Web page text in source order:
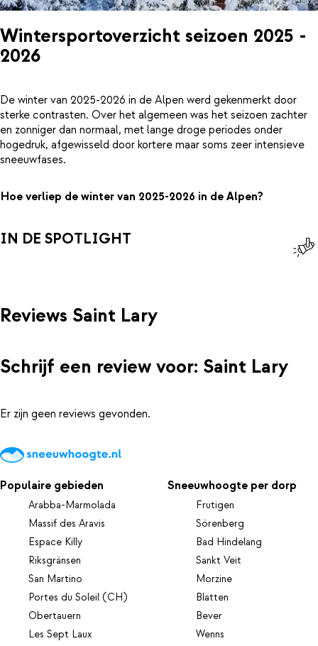
Wintersportoverzicht seizoen 2025 -
2026
De winter van 2025-2026 in de Alpen werd gekenmerkt door
sterke contrasten. Over het algemeen was het seizoen zachter
en zonniger dan normaal, met lange droge periodes onder
hogedruk, afgewisseld door kortere maar soms zeer intensieve
sneeuwfases.
Hoe verliep de winter van 2025-2026 in de Alpen?
IN DE SPOTLIGHT
Reviews Saint Lary
Schrijf een review voor: Saint Lary
Er zijn geen reviews gevonden.
Populaire gebieden
Arabba-Marmolada
Massif des Aravis
Espace Killy
Riksgränsen
San Martino
Portes du Soleil (CH)
Obertauern
Les Sept Laux
Sneeuwhoogte per dorp
Frutigen
Sörenberg
Bad Hindelang
Sankt Veit
Morzine
Blatten
Bever
Wenns